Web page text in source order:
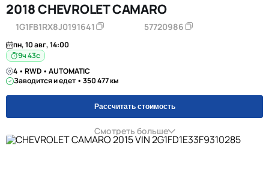
2018 CHEVROLET CAMARO
1G1FB1RX8J0191641 57720986
пн, 10 авг, 14:00
9ч 42с
4 • RWD • AUTOMATIC
Заводится и едет • 350 477 км
Рассчитать стоимость
Смотреть больше